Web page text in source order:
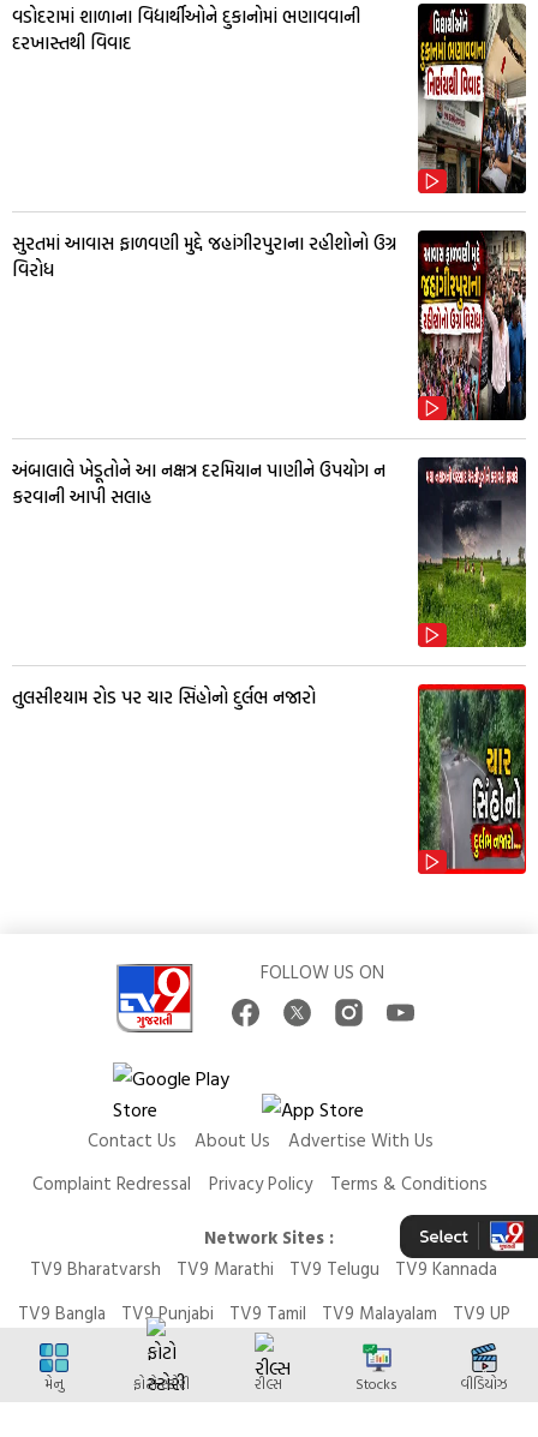
વડોદરામાં શાળાના વિદ્યાર્થીઓને દુકાનોમાં ભણાવવાની
દરખાસ્તથી વિવાદ
સુરતમાં આવાસ ફાળવણી મુદ્દે જહાંગીરપુરાના રહીશોનો ઉગ્ર
વિરોધ
અંબાલાલે ખેડૂતોને આ નક્ષત્ર દરમિયાન પાણીને ઉપયોગ ન
કરવાની આપી સલાહ
તુલસીશ્યામ રોડ પર ચાર સિંહોનો દુર્લભ નજારો
FOLLOW US ON
Contact Us About Us
Advertise With Us
Complaint Redressal
Privacy Policy
Terms & Conditions
Network Sites :
TV9 Bharatvarsh
TV9 Marathi TV9 Telugu
TV9 Kannada
TV9 Bangla
TV9 Punjabi TV9 Tamil TV9 Malayalam
TV9 UP
News9 LIVE
Money9 LIVE
મેનુ ફોટો સ્ટોરી રીલ્સ Stocks વીડિયોઝ